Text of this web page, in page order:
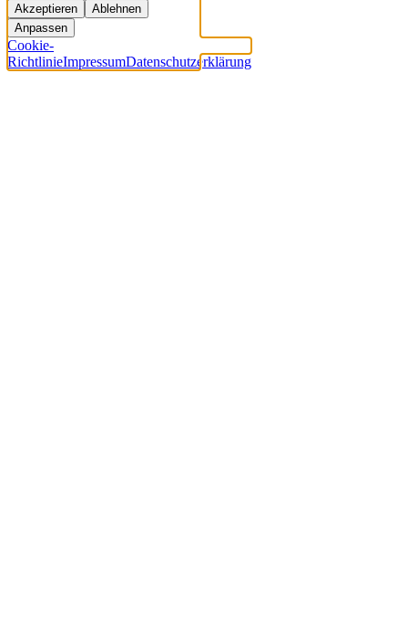
Akzeptieren
Ablehnen
Anpassen
Cookie-
RichtlinieImpressumDatenschutzerklärung